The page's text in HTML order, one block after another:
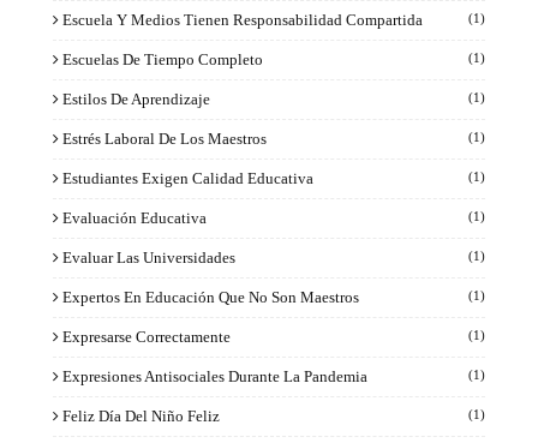
Escuela Y Medios Tienen Responsabilidad Compartida (1)
Escuelas De Tiempo Completo (1)
Estilos De Aprendizaje (1)
Estrés Laboral De Los Maestros (1)
Estudiantes Exigen Calidad Educativa (1)
Evaluación Educativa (1)
Evaluar Las Universidades (1)
Expertos En Educación Que No Son Maestros (1)
Expresarse Correctamente (1)
Expresiones Antisociales Durante La Pandemia (1)
Feliz Día Del Niño Feliz (1)